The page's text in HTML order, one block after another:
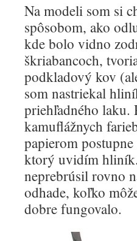
Na modeli som si
spôsobom, ako
kde bolo vidno
škriabancoch,
podkladový kov
som nastriekal
priehľadného laku.
kamuflážnych
papierom
ktorý uvidím
neprebrúsil rovno
odhade, koľko
dobre fungovalo.